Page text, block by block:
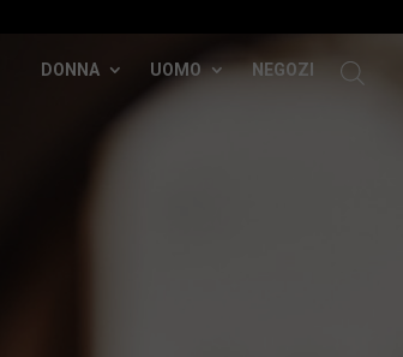
DONNA UOMO NEGOZI